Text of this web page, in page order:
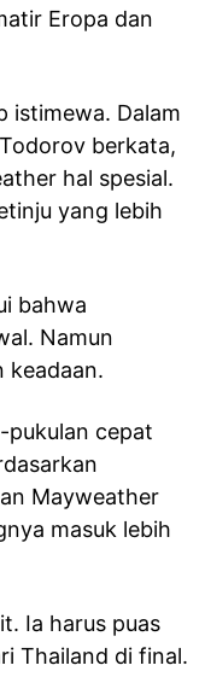
Eropa dan
istimewa. Dalam
berkata,
hal spesial.
yang lebih
bahwa
Namun
keadaan.
pukulan cepat
Mayweather
masuk lebih
Ia harus puas
Thailand di final.